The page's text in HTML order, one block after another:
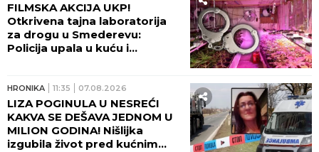
FILMSKA AKCIJA UKP!
Otkrivena tajna laboratorija
za drogu u Smederevu:
Policija upala u kuću i
HRONIKA 11:35 07.08.2026
LIZA POGINULA U NESREĆI
KAKVA SE DEŠAVA JEDNOM U
MILION GODINA! Nišlijka
izgubila život pred kućnim